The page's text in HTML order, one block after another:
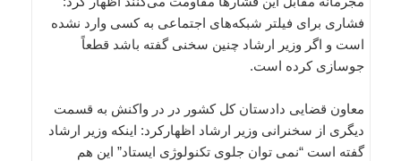
فشاری برای فیلتر شبکه‌های اجتماعی به کسی وارد نشده
است و اگر وزیر ارشاد چنین سخنی گفته باشد قطعاً
جوسازی کرده است.
معاون قضایی دادستان کل کشور در در واکنش به قسمت
دیگری از سخنرانی وزیر ارشاد اظهارکرد: اینکه وزیر ارشاد
گفته است “نمی توان جلوی تکنولوژی ایستاد” این هم